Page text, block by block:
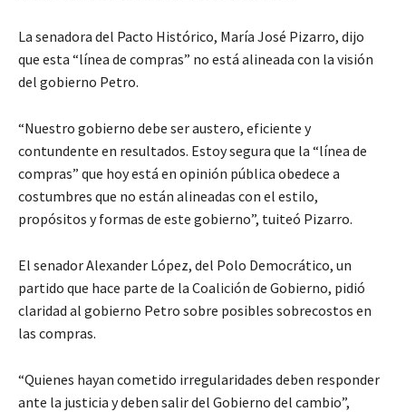
La senadora del Pacto Histórico, María José Pizarro, dijo
que esta “línea de compras” no está alineada con la visión
del gobierno Petro.
“Nuestro gobierno debe ser austero, eficiente y
contundente en resultados. Estoy segura que la “línea de
compras” que hoy está en opinión pública obedece a
costumbres que no están alineadas con el estilo,
propósitos y formas de este gobierno”, tuiteó Pizarro.
El senador Alexander López, del Polo Democrático, un
partido que hace parte de la Coalición de Gobierno, pidió
claridad al gobierno Petro sobre posibles sobrecostos en
las compras.
“Quienes hayan cometido irregularidades deben responder
ante la justicia y deben salir del Gobierno del cambio”,